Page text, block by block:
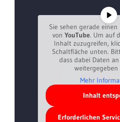
Sie sehen gerade
von YouTube. Um auf
Inhalt zuzugreifen,
Schaltfläche unten.
dass dabei Daten
weitergegeben
Mehr
Inhalt
Erforderlichen